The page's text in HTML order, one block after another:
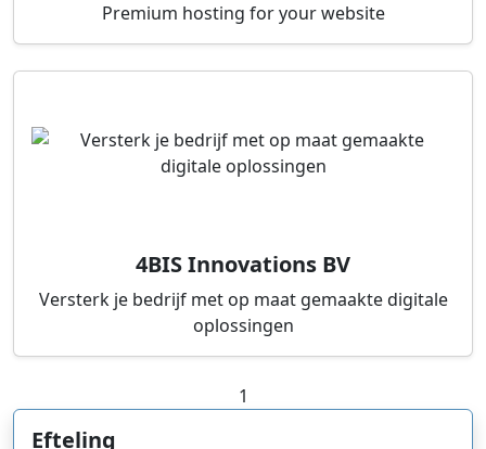
Premium hosting for your website
4BIS Innovations BV
Versterk je bedrijf met op maat gemaakte digitale
oplossingen
1
Efteling